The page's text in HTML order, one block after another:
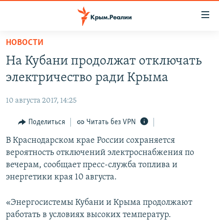
Вернуться
основному
содержанию
навигации
Вернутся
поиску
НОВОСТИ
СПЕЦПРОЕКТЫ
КАРТА ВОЕННЫХ ОБЪЕКТОВ КРЫМА
11 ЛЕТ ОККУПАЦИИ КРЫМА. 11 ИСТОРИЙ СОПРОТИВЛЕНИЯ
ИСТОРИЯ
ЕЩЕ
ИНТЕРАКТИВ
ТЕЛЕПРОЕКТ КРЫМ.РЕАЛИИ
ПРОПАВШИЕ БЕЗ ВЕСТИ
РАДІО СВОБОДА
КАК ОБОЙТИ БЛОКИРОВКУ
Українською
Qırımtatar
НОВОСТИ
На Кубани продолжат отключать
электричество ради Крыма
10 августа 2017, 14:25
Поделиться Читать без VPN
В Краснодарском крае России сохраняется
вероятность отключений электроснабжения по
вечерам, сообщает пресс-служба топлива и
энергетики края 10 августа.
«Энергосистемы Кубани и Крыма продолжают
работать в условиях высоких температур.